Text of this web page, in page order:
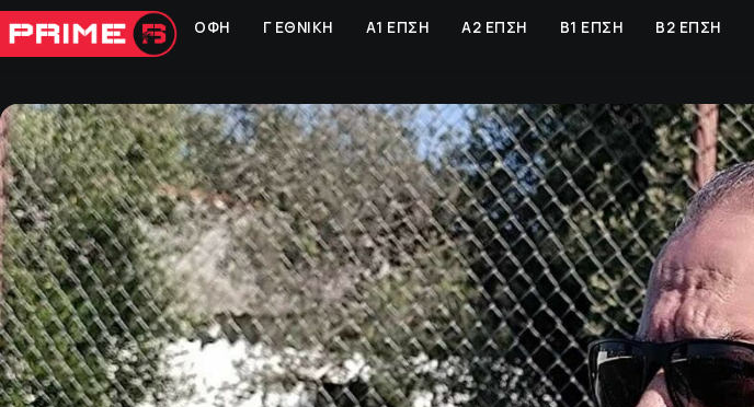
ΟΦΗ Γ ΕΘΝΙΚΗ Α1 ΕΠΣΗ Α2 ΕΠΣΗ Β1 ΕΠΣΗ Β2 ΕΠΣΗ